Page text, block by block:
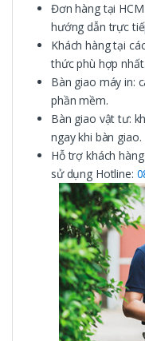
Đơn hàng tại
hướng dẫn trực
Khách hàng tại
thức phù hợp nhất.
Bàn giao máy in:
phần mềm.
Bàn giao vật tư:
ngay khi bàn giao.
Hỗ trợ khách
sử dụng Hotline: